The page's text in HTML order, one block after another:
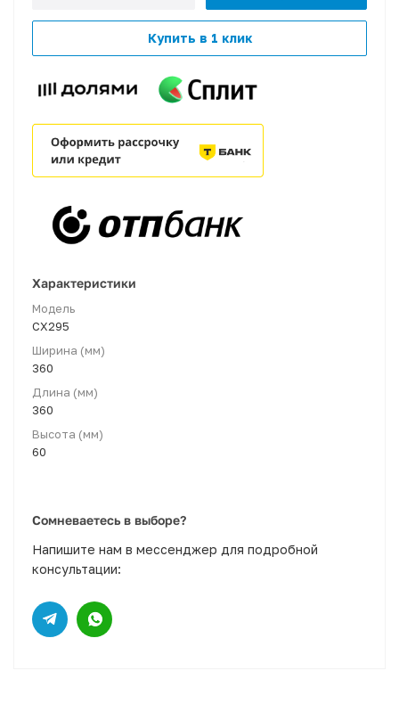
Купить в 1 клик
Характеристики
Модель
CX295
Ширина (мм)
360
Длина (мм)
360
Высота (мм)
60
Сомневаетесь в выборе?
Напишите нам в мессенджер для подробной
консультации: